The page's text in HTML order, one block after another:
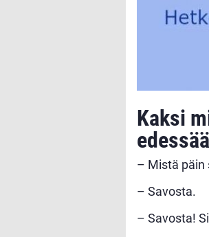
Kaksi
– Mistä päin
– Savosta.
– Savosta!